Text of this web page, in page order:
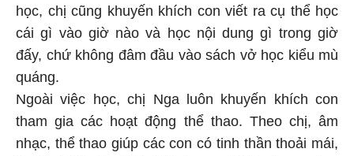
học, chị cũng khuyến khích con viết ra cụ thể học
cái gì vào giờ nào và học nội dung gì trong giờ
đấy, chứ không đâm đầu vào sách vở học kiểu mù
quáng.
Ngoài việc học, chị Nga luôn khuyến khích con
tham gia các hoạt động thể thao. Theo chị, âm
nhạc, thể thao giúp các con có tinh thần thoải mái,